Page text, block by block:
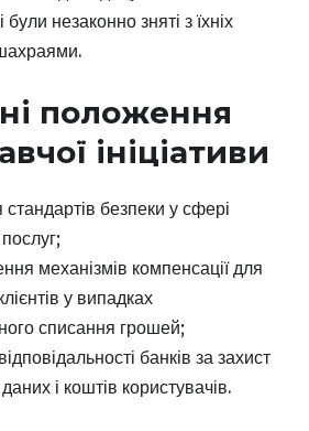
незаконно зняті з їхніх
положення
ініціативи
безпеки у сфері
механізмів компенсації для
у випадках
списання грошей;
банків за захист
і коштів користувачів.